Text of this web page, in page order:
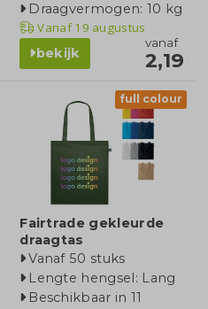
Draagvermogen: 10 kg
Vanaf19 augustus
bekijk
vanaf
2,19
full colour
Fairtrade gekleurde
draagtas
Vanaf 50 stuks
Lengte hengsel: Lang
Beschikbaar in 11